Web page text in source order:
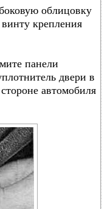
облицовку
крепления
панели
двери в
автомобиля